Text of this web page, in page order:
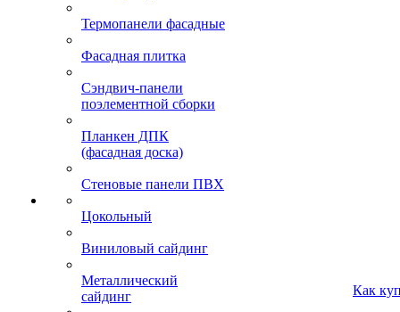
Термопанели фасадные
Фасадная плитка
Сэндвич-панели
поэлементной сборки
Планкен ДПК
(фасадная доска)
Стеновые панели ПВХ
Цокольный
Виниловый сайдинг
Металлический
сайдинг
Как